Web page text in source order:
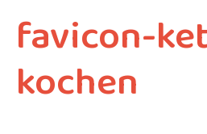
favicon-
kochen